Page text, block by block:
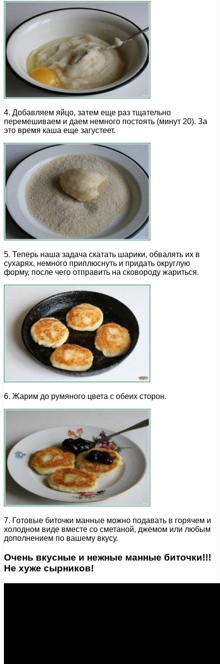
4. Добавляем яйцо, затем еще раз тщательно
перемешиваем и даем немного постоять (минут 20). За
это время каша еще загустеет.
5. Теперь наша задача скатать шарики, обвалять их в
сухарях, немного приплюснуть и придать округлую
форму, после чего отправить на сковороду жариться.
6. Жарим до румяного цвета с обеих сторон.
7. Готовые биточки манные можно подавать в горячем и
холодном виде вместе со сметаной, джемом или любым
дополнением по вашему вкусу.
Очень вкусные и нежные манные биточки!!!
Не хуже сырников!